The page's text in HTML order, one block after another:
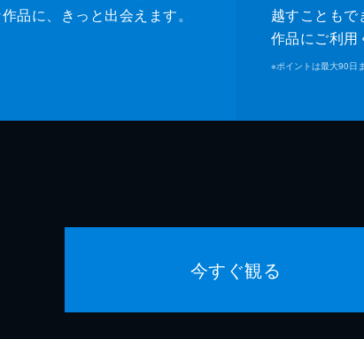
品に、きっと出会えます。
越すことも
作品にご利用
※ポイントは最大90日
今すぐ観る